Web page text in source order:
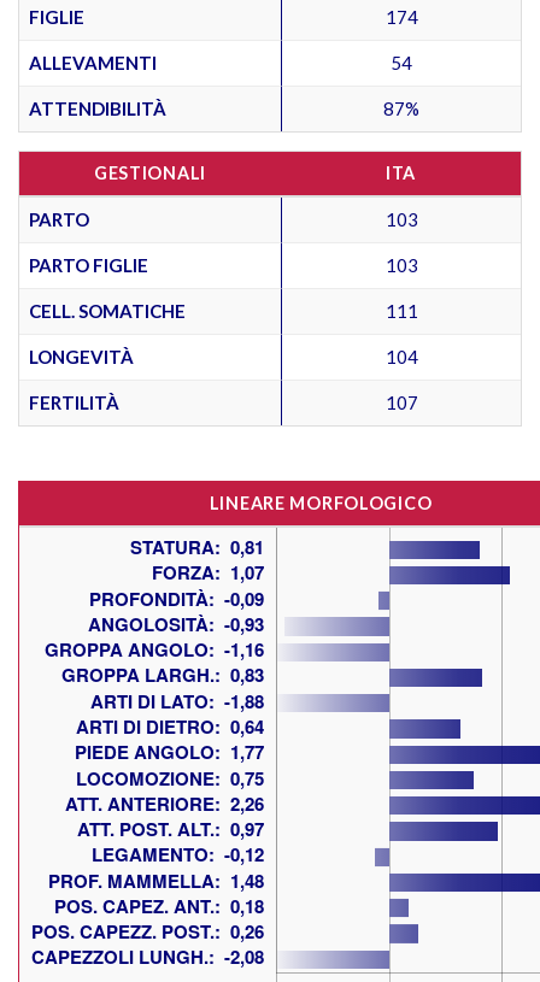
FIGLIE 174
ALLEVAMENTI 54
ATTENDIBILITÀ 87%
GESTIONALI ITA
PARTO 103
PARTO FIGLIE 103
CELL. SOMATICHE 111
LONGEVITÀ 104
FERTILITÀ 107
LINEARE MORFOLOGICO